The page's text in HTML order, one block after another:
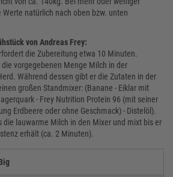
natürlich nach oben bzw. unten
von Andreas Frey:
die Zubereitung etwa 10 Minuten.
vorgegebenen Menge Milch in der
Während dessen gibt er die Zutaten in der
großen Standmixer: (Banane - Eiklar mit
- Frey Nutrition Protein 96 (mit seiner
Erdbeere oder ohne Geschmack) - Distelöl).
die lauwarme Milch in den Mixer und mixt bis er
erhält (ca. 2 Minuten).